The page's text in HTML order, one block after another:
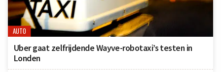
AUTO
Uber gaat zelfrijdende Wayve-robotaxi’s testen in
Londen